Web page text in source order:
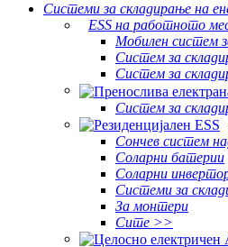
Системи за складирање на
ESS на работното
Мобилен систем
Систем за
Систем за
Систем за
Сончев систем
Соларни батерии
Соларни
Системи за
За монтери
Сите >>